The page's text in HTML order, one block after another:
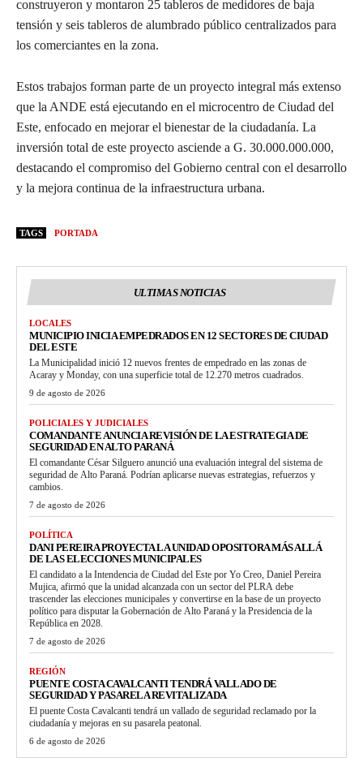
construyeron y montaron 25 tableros de medidores de baja
tensión y seis tableros de alumbrado público centralizados para
los comerciantes en la zona.
Estos trabajos forman parte de un proyecto integral más extenso
que la ANDE está ejecutando en el microcentro de Ciudad del
Este, enfocado en mejorar el bienestar de la ciudadanía. La
inversión total de este proyecto asciende a G. 30.000.000.000,
destacando el compromiso del Gobierno central con el desarrollo
y la mejora continua de la infraestructura urbana.
TAGS PORTADA
ULTIMAS NOTICIAS
LOCALES
MUNICIPIO INICIA EMPEDRADOS EN 12 SECTORES DE CIUDAD
DEL ESTE
La Municipalidad inició 12 nuevos frentes de empedrado en las zonas de
Acaray y Monday, con una superficie total de 12.270 metros cuadrados.
9 de agosto de 2026
POLICIALES Y JUDICIALES
COMANDANTE ANUNCIA REVISIÓN DE LA ESTRATEGIA DE
SEGURIDAD EN ALTO PARANÁ
El comandante César Silguero anunció una evaluación integral del sistema de
seguridad de Alto Paraná. Podrían aplicarse nuevas estrategias, refuerzos y
cambios.
7 de agosto de 2026
POLÍTICA
DANI PEREIRA PROYECTA LA UNIDAD OPOSITORA MÁS ALLÁ
DE LAS ELECCIONES MUNICIPALES
El candidato a la Intendencia de Ciudad del Este por Yo Creo, Daniel Pereira
Mujica, afirmó que la unidad alcanzada con un sector del PLRA debe
trascender las elecciones municipales y convertirse en la base de un proyecto
político para disputar la Gobernación de Alto Paraná y la Presidencia de la
República en 2028.
7 de agosto de 2026
REGIÓN
PUENTE COSTA CAVALCANTI TENDRÁ VALLADO DE
SEGURIDAD Y PASARELA REVITALIZADA
El puente Costa Cavalcanti tendrá un vallado de seguridad reclamado por la
ciudadanía y mejoras en su pasarela peatonal.
6 de agosto de 2026